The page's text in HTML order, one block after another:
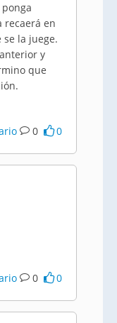
recaerá en
la juege.
y
que
0 0
0 0